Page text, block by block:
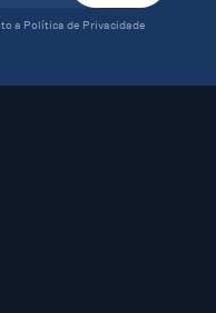
a Política de Privacidade